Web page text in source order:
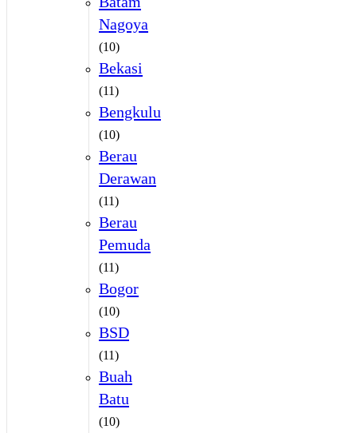
Nagoya
(10)
Bekasi
(11)
Bengkulu
(10)
Berau
Derawan
(11)
Berau
Pemuda
(11)
Bogor
(10)
BSD
(11)
Buah
Batu
(10)